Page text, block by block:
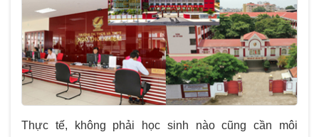
Thực tế, không phải học sinh nào cũng cần môi